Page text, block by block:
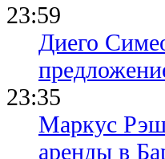
23:59
Диего
23:35
Маркус
аренды в